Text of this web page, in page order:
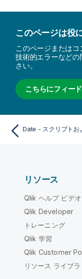
このページは役
このページまたはコ
技術的エラーなど
さい。
こちらにフィー
リソース
Qlik ヘルプ ビデオ
Qlik Developer
トレーニング
Qlik 学習
Qlik Customer
リソース ライブラ